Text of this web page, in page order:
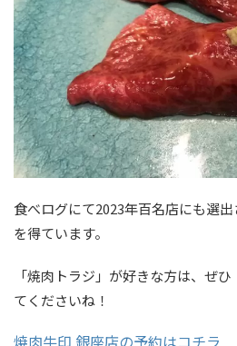
食べログにて2023年百名店にも選
を得ています。
「焼肉トラジ」が好きな方は、ぜ
てくださいね！
焼肉牛印 銀座店の予約はコチラ